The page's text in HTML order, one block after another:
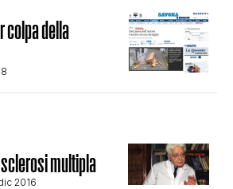
colpa della
multipla
2016